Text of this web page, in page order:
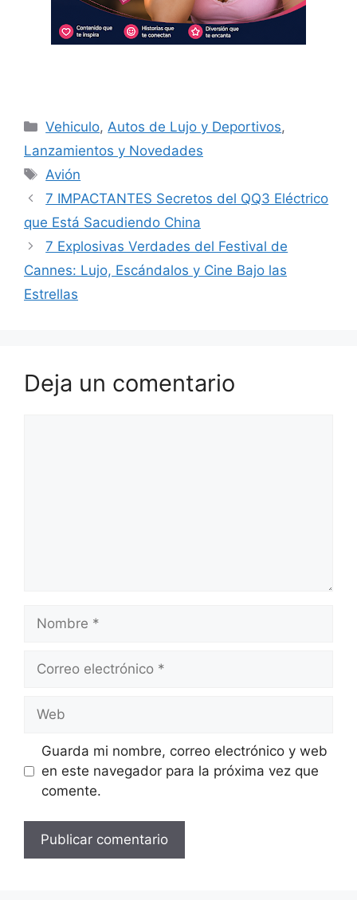
Categorías
Vehiculo, Autos de Lujo y Deportivos,
Lanzamientos y Novedades
Etiquetas
Avión
7 IMPACTANTES Secretos del QQ3 Eléctrico
que Está Sacudiendo China
7 Explosivas Verdades del Festival de
Cannes: Lujo, Escándalos y Cine Bajo las
Estrellas
Deja un comentario
electrónico
Guarda mi nombre, correo electrónico y web
en este navegador para la próxima vez que
comente.